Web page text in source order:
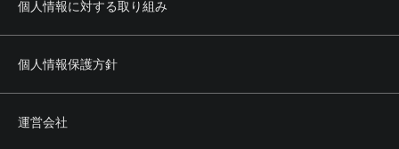
個人情報に対する取り組み
個人情報保護方針
運営会社